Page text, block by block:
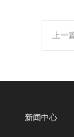
上一
新闻中心